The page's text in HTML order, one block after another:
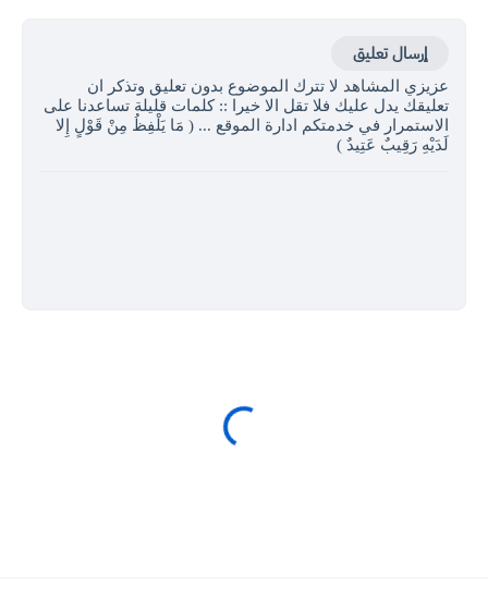
إرسال تعليق
عزيزي المشاهد لا تترك الموضوع بدون تعليق وتذكر ان
تعليقك يدل عليك فلا تقل الا خيرا :: كلمات قليلة تساعدنا على
الاستمرار في خدمتكم ادارة الموقع ... ( مَا يَلْفِظُ مِنْ قَوْلٍ إِلا
لَدَيْهِ رَقِيبٌ عَتِيدٌ )